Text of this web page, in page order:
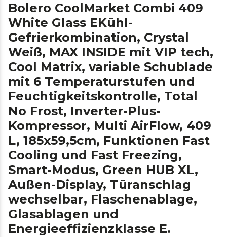
Bolero CoolMarket Combi 409
White Glass EKühl-
Gefrierkombination, Crystal
Weiß, MAX INSIDE mit VIP tech,
Cool Matrix, variable Schublade
mit 6 Temperaturstufen und
Feuchtigkeitskontrolle, Total
No Frost, Inverter-Plus-
Kompressor, Multi AirFlow, 409
L, 185x59,5cm, Funktionen Fast
Cooling und Fast Freezing,
Smart-Modus, Green HUB XL,
Außen-Display, Türanschlag
wechselbar, Flaschenablage,
Glasablagen und
Energieeffizienzklasse E.